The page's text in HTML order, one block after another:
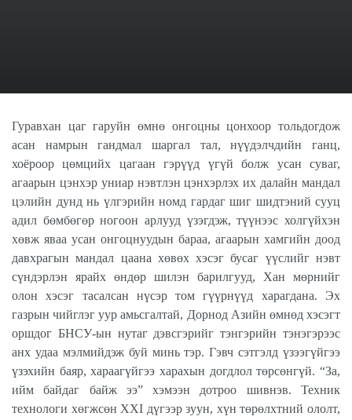
Гуравхан цаг гаруйн өмнө онгоцны цонхоор тольдогдож
асан намрын гандмал шаргал тал, нүүдэлчдийн ганц,
хоёроор цөмцийх цагаан гэрүүд үгүй болж усан суваг,
агаарын цэнхэр униар нэвтлэн цэнхэрлэх их далайн мандал
цэлийн дунд нь үлгэрийн номд гардаг шиг шидтэний сууц
адил бөмбөгөр ногоон арлууд үзэгдэж, түүнээс холгүйхэн
хөвж яваа усан онгоцнуудын бараа, агаарын хамгийн доод
давхрагын мандал цаана хөвөх хэсэг бусаг үүслийг нэвт
сүндэрлэн ярайх өндөр шилэн барилгууд, Хан мөрнийг
олон хэсэг тасалсан нүсэр том гүүрнүүд харагдана. Эх
газрын чийглэг уур амьсгалтай, Дорнод Азийн өмнөд хэсэгт
оршдог БНСУ-ын нутаг дэвсгэрийг тэнгэрийн тэнэгэрээс
анх удаа мэлмийдэж буй минь тэр. Гэвч сэтгэлд үзээгүйгээ
үзэхийн баяр, хараагүйгээ харахын догдлол төрсөнгүй. “За,
ийм байдаг байж ээ” хэмээн дотроо шивнэв. Техник
технологи хөгжсөн XXI дүгээр зуун, хүн төрөлхтний ололт,